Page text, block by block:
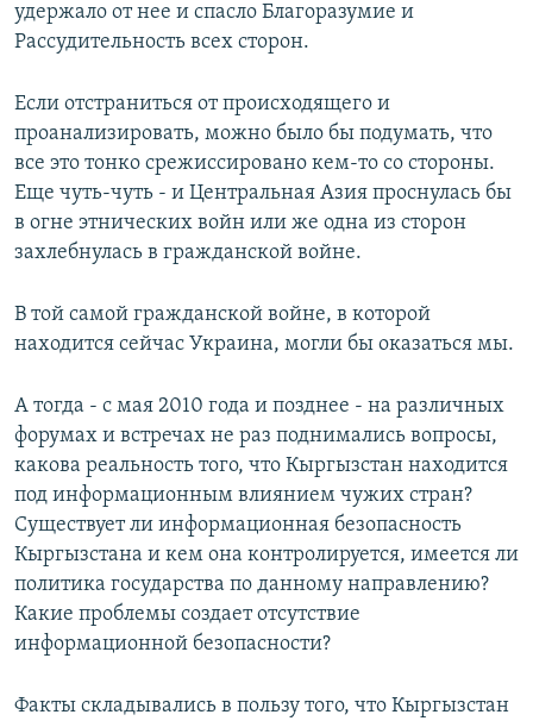
удержало от нее и спасло Благоразумие и
Рассудительность всех сторон.
Если отстраниться от происходящего и
проанализировать, можно было бы подумать, что
все это тонко срежиссировано кем-то со стороны.
Еще чуть-чуть - и Центральная Азия проснулась бы
в огне этнических войн или же одна из сторон
захлебнулась в гражданской войне.
В той самой гражданской войне, в которой
находится сейчас Украина, могли бы оказаться мы.
А тогда - с мая 2010 года и позднее - на различных
форумах и встречах не раз поднимались вопросы,
какова реальность того, что Кыргызстан находится
под информационным влиянием чужих стран?
Существует ли информационная безопасность
Кыргызстана и кем она контролируется, имеется ли
политика государства по данному направлению?
Какие проблемы создает отсутствие
информационной безопасности?
Факты складывались в пользу того, что Кыргызстан